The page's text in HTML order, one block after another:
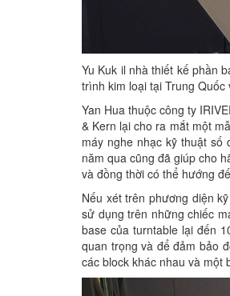
Yu Kuk il nhà thiết kế phần
trình kim loại tại Trung Quốc
Yan Hua thuộc công ty
& Kern lại cho ra mắt một
máy nghe nhạc kỹ thuật
năm qua cũng đã giúp cho
và đồng thời có thể hướng
Nếu xét trên phương diện
sử dụng trên những chiếc
base của turntable lại đến
quan trọng và để đảm bảo
các block khác nhau và một